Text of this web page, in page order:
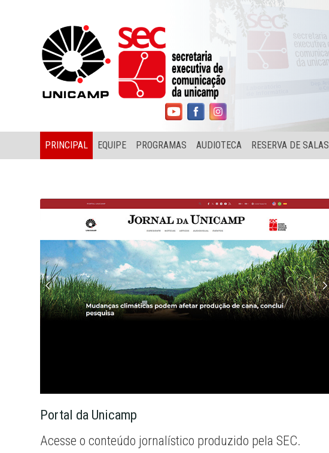
PRINCIPAL EQUIPE PROGRAMAS AUDIOTECA RESERVA DE SALAS
Portal da Unicamp
Acesse o conteúdo jornalístico produzido pela SEC.